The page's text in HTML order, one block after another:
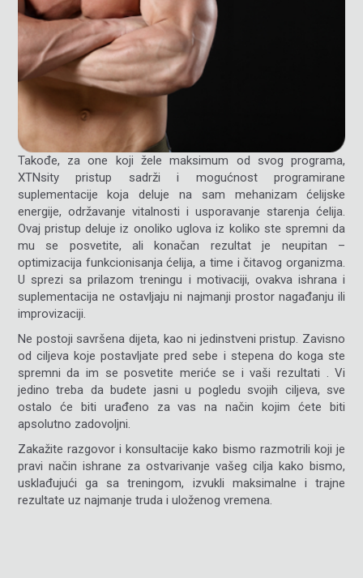
Takođe, za one koji žele maksimum od svog programa,
XTNsity pristup sadrži i mogućnost programirane
suplementacije koja deluje na sam mehanizam ćelijske
energije, održavanje vitalnosti i usporavanje starenja ćelija.
Ovaj pristup deluje iz onoliko uglova iz koliko ste spremni da
mu se posvetite, ali konačan rezultat je neupitan –
optimizacija funkcionisanja ćelija, a time i čitavog organizma.
U sprezi sa prilazom treningu i motivaciji, ovakva ishrana i
suplementacija ne ostavljaju ni najmanji prostor nagađanju ili
improvizaciji.
Ne postoji savršena dijeta, kao ni jedinstveni pristup. Zavisno
od ciljeva koje postavljate pred sebe i stepena do koga ste
spremni da im se posvetite meriće se i vaši rezultati . Vi
jedino treba da budete jasni u pogledu svojih ciljeva, sve
ostalo će biti urađeno za vas na način kojim ćete biti
apsolutno zadovoljni.
Zakažite razgovor i konsultacije kako bismo razmotrili koji je
pravi način ishrane za ostvarivanje vašeg cilja kako bismo,
usklađujući ga sa treningom, izvukli maksimalne i trajne
rezultate uz najmanje truda i uloženog vremena.